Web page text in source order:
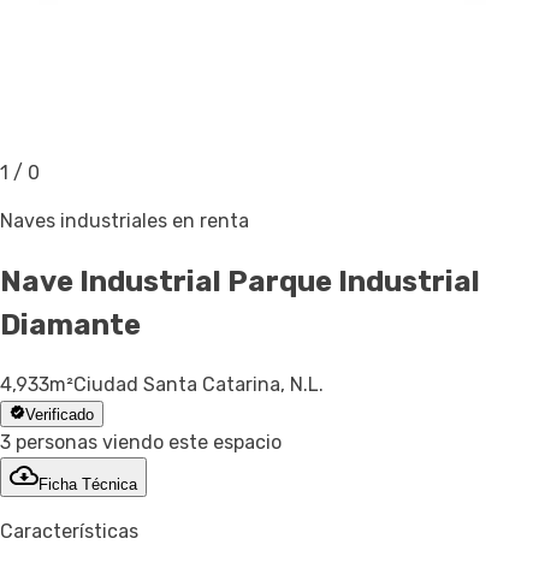
1 / 0
Naves industriales en renta
Nave Industrial Parque Industrial
Diamante
4,933m²Ciudad Santa Catarina, N.L.
Verificado
3 personas viendo este espacio
Ficha Técnica
Características